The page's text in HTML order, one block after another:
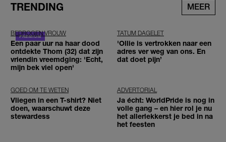
TRENDING MEER
BEDROGEN VROUW
Een paar uur na haar dood
ontdekte Thom (32) dat zijn
vriendin vreemdging: 'Echt,
mijn bek viel open'
TATUM DAGELET
'Ollie is vertrokken naar een
adres ver weg van ons. En
dat doet pijn’
GOED OM TE WETEN
Vliegen in een T-shirt? Niet
doen, waarschuwt deze
stewardess
ADVERTORIAL
Ja écht: WorldPride is nog in
volle gang – en hier rol je nu
het allerlekkerst je bed in na
het feesten